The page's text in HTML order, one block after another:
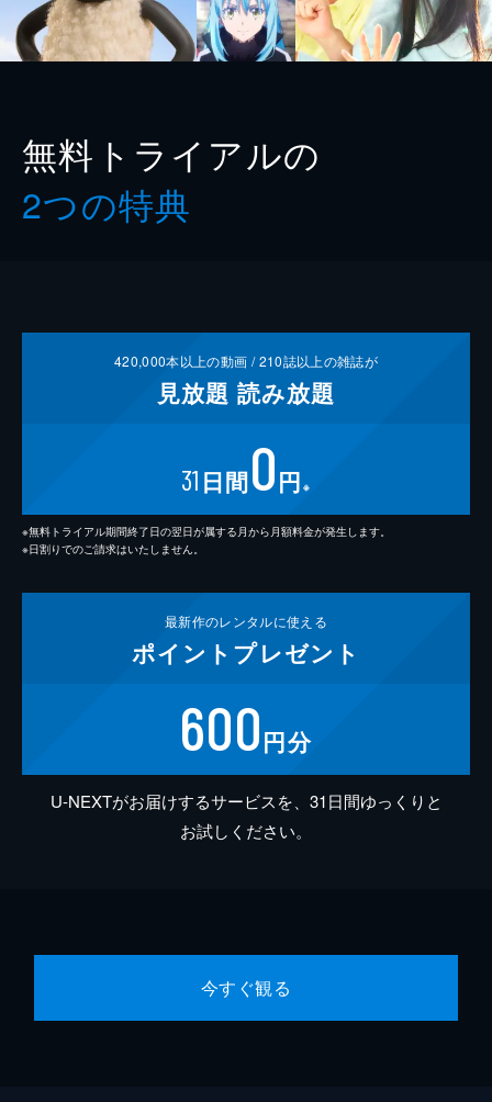
無料トライアルの
2つの特典
420,000本以上の動画 /210誌以上の雑誌が
見放題 読み放題
31 日間0円 ※
※無料トライアル期間終了日の翌日が属する月から月額料金が発生します。
※日割りでのご請求はいたしません。
最新作のレンタルに使える
ポイント プレゼント
600円分
U-NEXTがお届けするサービスを、31日間ゆっくりと
お試しください。
今すぐ観る